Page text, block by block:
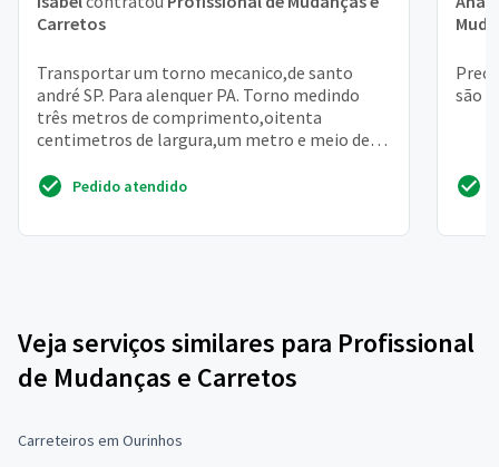
Carretos
Transportar um torno mecanico,de santo
andré SP. Para alenquer PA. Torno medindo
três metros de comprimento,oitenta
centimetros de largura,um metro e meio de
Pedido atendido
são
Veja serviços similares para Profissional
de Mudanças e Carretos
Carreteiros em Ourinhos